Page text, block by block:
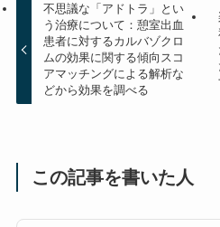
不思議な「アドトラ」とい
う治療について：憩室出血
患者に対するカルバゾクロ
ムの効果に関する傾向スコ
アマッチングによる解析な
どから効果を調べる
この記事を書いた人